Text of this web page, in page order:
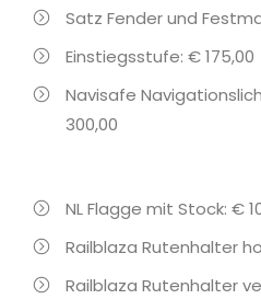
Satz Fender und
Einstiegsstufe: € 175,00
Navisafe
300,00
NL Flagge mit Stock: €
Railblaza Rutenhalter
Railblaza Rutenhalter